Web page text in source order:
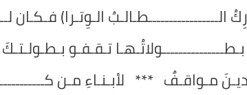
الـــــــــــــــــطـالـبُ الـوِتـرا)
تـقـفـو
مـواقـفٌ *** لأبـنـاءِ مـن